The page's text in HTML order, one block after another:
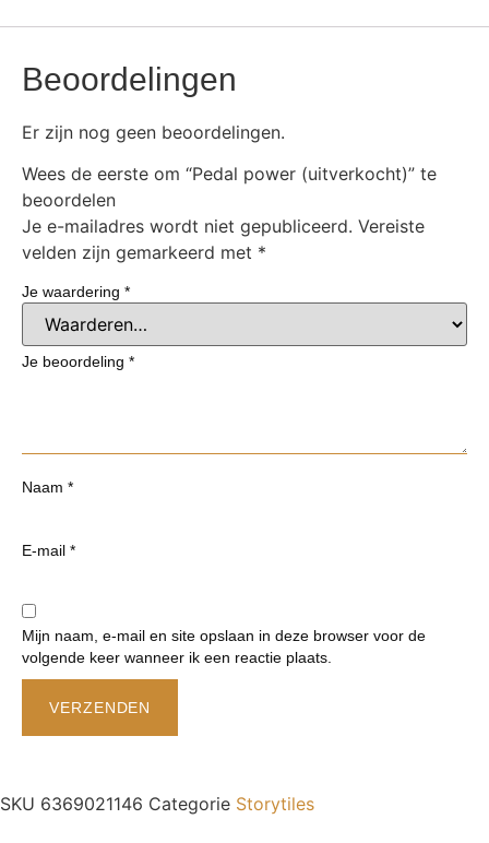
Beoordelingen
Er zijn nog geen beoordelingen.
Wees de eerste om “Pedal power (uitverkocht)” te
beoordelen
Je e-mailadres wordt niet gepubliceerd. Vereiste
velden zijn gemarkeerd met *
Je waardering *
Je beoordeling *
Naam *
E-mail *
Mijn naam, e-mail en site opslaan in deze browser voor de
volgende keer wanneer ik een reactie plaats.
SKU 6369021146 Categorie Storytiles